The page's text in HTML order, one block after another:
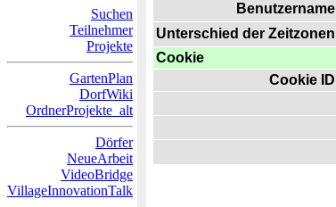
Suchen
Teilnehmer
Projekte
GartenPlan
DorfWiki
OrdnerProjekte_alt
Dörfer
NeueArbeit
VideoBridge
VillageInnovationTalk
Unterschied der
Cookie
Cookie